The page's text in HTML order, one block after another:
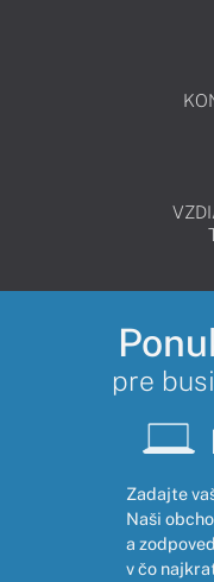
pre
Zadajte
Naši
a
v čo